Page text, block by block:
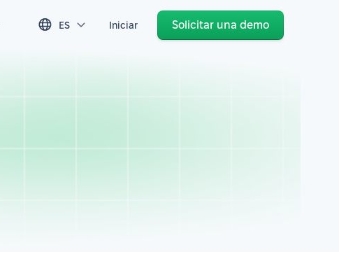
ES Iniciar Solicitar una demo